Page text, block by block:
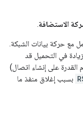
الاستضافة.
مع حركة بيانات الشبكة.
في التحميل قد
القدرة على إنشاء اتصال)
بسبب إغلاق منفذ ما